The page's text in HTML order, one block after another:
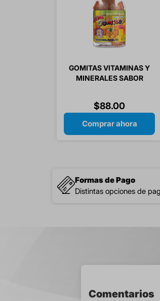
GOMITAS VITAMINAS Y
MINERALES SABOR
60 GOMITAS
$88.00
Comprar ahora
Formas de Pago
Distintas opciones de
Comentarios